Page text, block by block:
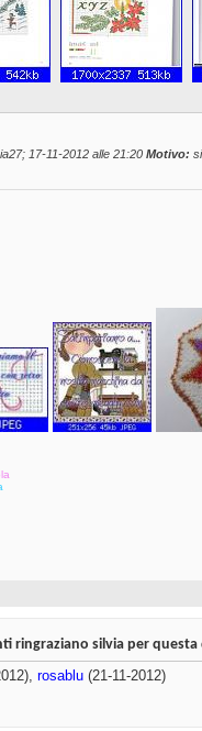
17-11-2012 alle 21:20 Motivo:
ringraziano silvia per questa
rosablu (21-11-2012)